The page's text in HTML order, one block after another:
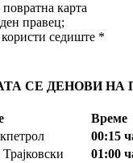
карта
правец;
седиште *
СЕ ДЕНОВИ НА
Време
00:15
01:00